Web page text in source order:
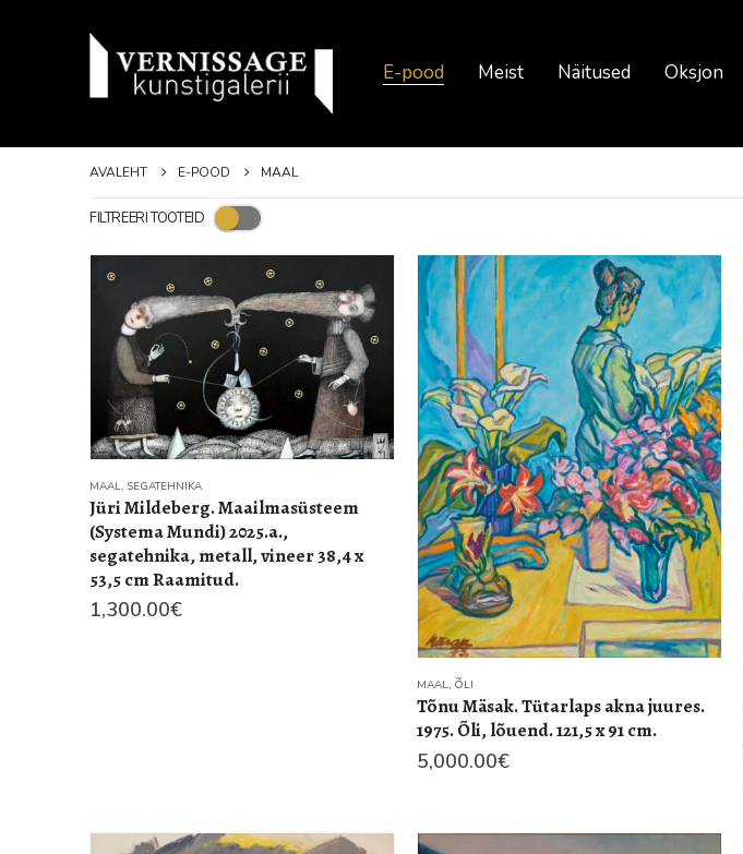
E-pood Meist Näitused Oksjon
AVALEHT E-POOD MAAL
FILTREERI TOOTEID
MAAL, SEGATEHNIKA
Jüri Mildeberg. Maailmasüsteem
(Systema Mundi) 2025.a.,
segatehnika, metall, vineer 38,4 x
53,5 cm Raamitud.
1,300.00€
MAAL, ÕLI
Tõnu Mäsak. Tütarlaps akna juures.
1975. Õli, lõuend. 121,5 x 91 cm.
5,000.00€